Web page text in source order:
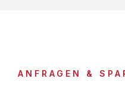
ANFRAGEN &